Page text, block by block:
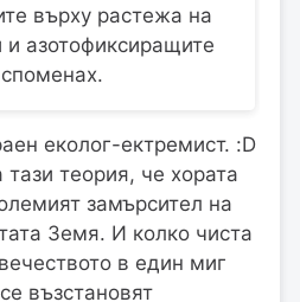
върху растежа на
и азотофиксиращите
еколог-ектремист. :D
теория, че хората
замърсител на
Земя. И колко чиста
в един миг
възстановят